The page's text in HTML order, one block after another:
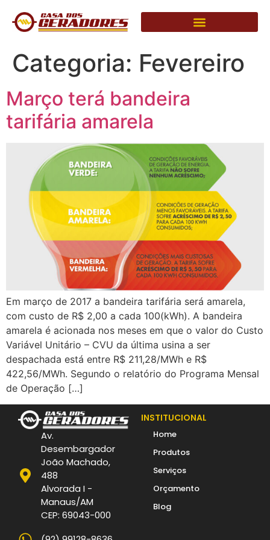
Categoria: Fevereiro
Março terá bandeira
tarifária amarela
Em março de 2017 a bandeira tarifária será amarela,
com custo de R$ 2,00 a cada 100(kWh). A bandeira
amarela é acionada nos meses em que o valor do Custo
Variável Unitário – CVU da última usina a ser
despachada está entre R$ 211,28/MWh e R$
422,56/MWh. Segundo o relatório do Programa Mensal
de Operação […]
Av.
Desembargador
João Machado,
488
Alvorada I -
Manaus/AM
CEP: 69043-000
INSTITUCIONAL
Home
Produtos
Serviços
Orçamento
Blog